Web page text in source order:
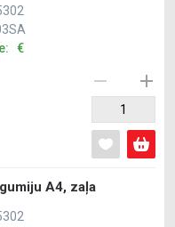
€
A4, zaļa